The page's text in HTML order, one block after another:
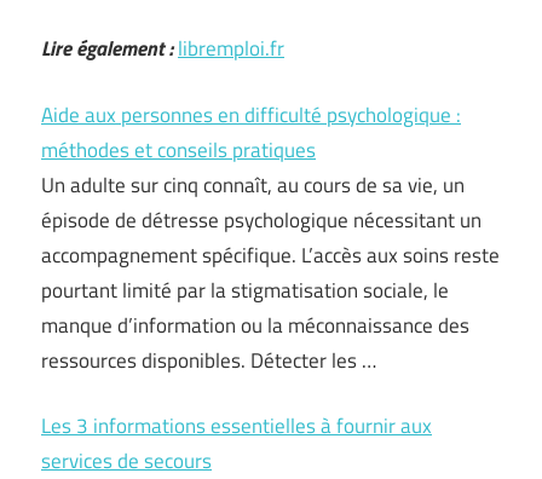
Lire également :libremploi.fr
Aide aux personnes en difficulté psychologique :
méthodes et conseils pratiques
Un adulte sur cinq connaît, au cours de sa vie, un
épisode de détresse psychologique nécessitant un
accompagnement spécifique. L’accès aux soins reste
pourtant limité par la stigmatisation sociale, le
manque d’information ou la méconnaissance des
ressources disponibles. Détecter les …
Les 3 informations essentielles à fournir aux
services de secours